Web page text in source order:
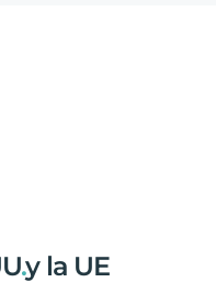
.y la UE